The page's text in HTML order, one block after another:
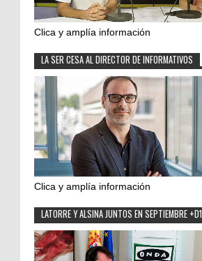
Clica y amplía información
LA SER CESA AL DIRECTOR DE INFORMATIVOS
Clica y amplía información
LATORRE Y ALSINA JUNTOS EN SEPTIEMBRE +D1